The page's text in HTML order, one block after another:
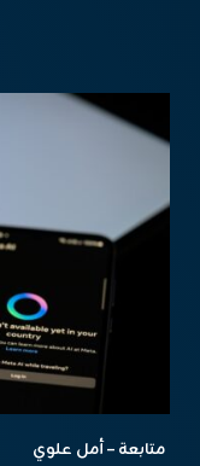
متابعة – أمل علوي